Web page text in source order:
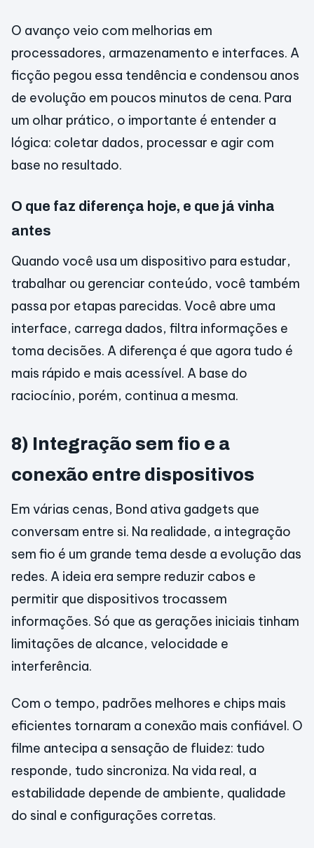
O avanço veio com melhorias em
processadores, armazenamento e interfaces. A
ficção pegou essa tendência e condensou anos
de evolução em poucos minutos de cena. Para
um olhar prático, o importante é entender a
lógica: coletar dados, processar e agir com
base no resultado.
O que faz diferença hoje, e que já vinha
antes
Quando você usa um dispositivo para estudar,
trabalhar ou gerenciar conteúdo, você também
passa por etapas parecidas. Você abre uma
interface, carrega dados, filtra informações e
toma decisões. A diferença é que agora tudo é
mais rápido e mais acessível. A base do
raciocínio, porém, continua a mesma.
8) Integração sem fio e a
conexão entre dispositivos
Em várias cenas, Bond ativa gadgets que
conversam entre si. Na realidade, a integração
sem fio é um grande tema desde a evolução das
redes. A ideia era sempre reduzir cabos e
permitir que dispositivos trocassem
informações. Só que as gerações iniciais tinham
limitações de alcance, velocidade e
interferência.
Com o tempo, padrões melhores e chips mais
eficientes tornaram a conexão mais confiável. O
filme antecipa a sensação de fluidez: tudo
responde, tudo sincroniza. Na vida real, a
estabilidade depende de ambiente, qualidade
do sinal e configurações corretas.